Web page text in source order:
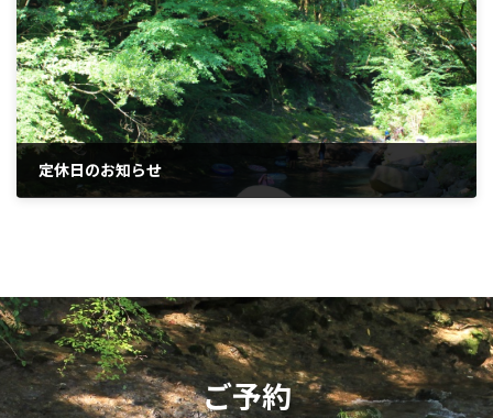
定休日のお知らせ
ご予約